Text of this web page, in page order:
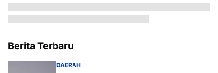
Berita Terbaru
DAERAH